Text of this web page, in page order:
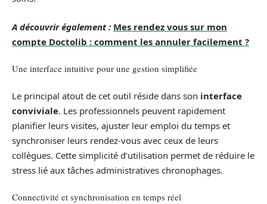
A découvrir également : Mes rendez vous sur mon
compte Doctolib : comment les annuler facilement ?
Une interface intuitive pour une gestion simplifiée
Le principal atout de cet outil réside dans son interface
conviviale. Les professionnels peuvent rapidement
planifier leurs visites, ajuster leur emploi du temps et
synchroniser leurs rendez-vous avec ceux de leurs
collègues. Cette simplicité d’utilisation permet de réduire le
stress lié aux tâches administratives chronophages.
Connectivité et synchronisation en temps réel